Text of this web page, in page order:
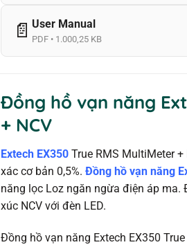
📄 User Manual
PDF • 1.000,25 KB
Đồng hồ vạn năng
+ NCV
Extech EX350 True RMS MultiMeter
xác cơ bản 0,5%.Đồng hồ vạn năng
năng lọc Loz ngăn ngừa điện áp ma.
xúc NCV với đèn LED.
Đồng hồ vạn năng Extech EX350